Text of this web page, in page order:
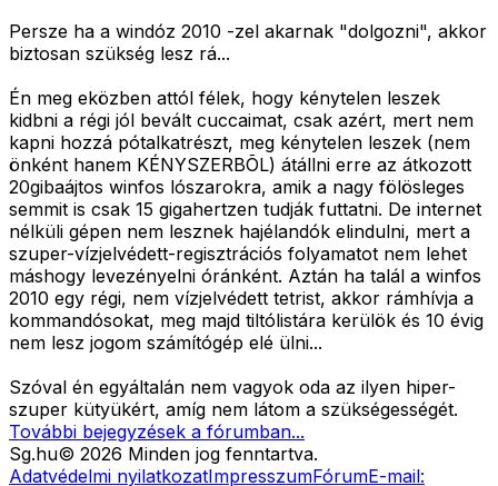
Persze ha a windóz 2010 -zel akarnak "dolgozni", akkor
biztosan szükség lesz rá...
Én meg eközben attól félek, hogy kénytelen leszek
kidbni a régi jól bevált cuccaimat, csak azért, mert nem
kapni hozzá pótalkatrészt, meg kénytelen leszek (nem
önként hanem KÉNYSZERBÕL) átállni erre az átkozott
20gibaájtos winfos lószarokra, amik a nagy fölösleges
semmit is csak 15 gigahertzen tudják futtatni. De internet
nélküli gépen nem lesznek hajélandók elindulni, mert a
szuper-vízjelvédett-regisztrációs folyamatot nem lehet
máshogy levezényelni óránként. Aztán ha talál a winfos
2010 egy régi, nem vízjelvédett tetrist, akkor rámhívja a
kommandósokat, meg majd tiltólistára kerülök és 10 évig
nem lesz jogom számítógép elé ülni...
Szóval én egyáltalán nem vagyok oda az ilyen hiper-
szuper kütyükért, amíg nem látom a szükségességét.
További bejegyzések a fórumban...
Sg.hu© 2026 Minden jog fenntartva.
Adatvédelmi nyilatkozatImpresszumFórumE-mail: